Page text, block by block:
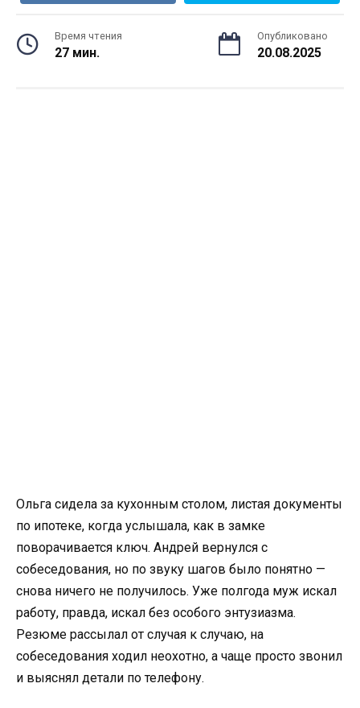
Время чтения
27 мин.
Опубликовано
20.08.2025
Ольга сидела за кухонным столом, листая документы
по ипотеке, когда услышала, как в замке
поворачивается ключ. Андрей вернулся с
собеседования, но по звуку шагов было понятно —
снова ничего не получилось. Уже полгода муж искал
работу, правда, искал без особого энтузиазма.
Резюме рассылал от случая к случаю, на
собеседования ходил неохотно, а чаще просто звонил
и выяснял детали по телефону.